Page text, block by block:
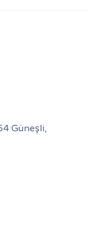
Güneşli,